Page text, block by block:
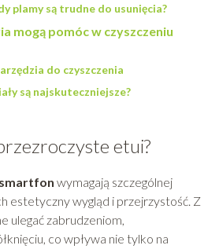
plamy są trudne do usunięcia?
mogą pomóc w czyszczeniu
do czyszczenia
są najskuteczniejsze?
etui?
smartfon wymagają szczególnej
estetyczny wygląd i przejrzystość. Z
ulegać zabrudzeniom,
co wpływa nie tylko na